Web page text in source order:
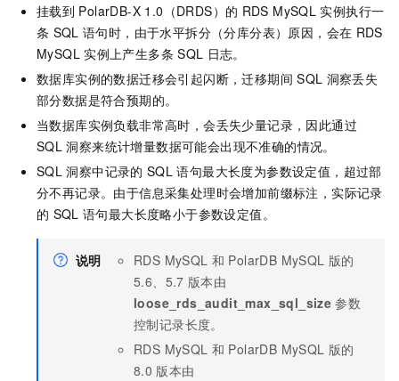
挂载到 PolarDB-X 1.0（DRDS）的 RDS MySQL 实例执行一
条 SQL 语句时，由于水平拆分（分库分表）原因，会在 RDS
MySQL 实例上产生多条 SQL 日志。
数据库实例的数据迁移会引起闪断，迁移期间 SQL 洞察丢失
部分数据是符合预期的。
当数据库实例负载非常高时，会丢失少量记录，因此通过
SQL 洞察来统计增量数据可能会出现不准确的情况。
SQL 洞察中记录的 SQL 语句最大长度为参数设定值，超过部
分不再记录。由于信息采集处理时会增加前缀标注，实际记录
的 SQL 语句最大长度略小于参数设定值。
说明 RDS MySQL 和 PolarDB MySQL 版的
5.6、5.7 版本由
loose_rds_audit_max_sql_size 参数
控制记录长度。
RDS MySQL 和 PolarDB MySQL 版的
8.0 版本由